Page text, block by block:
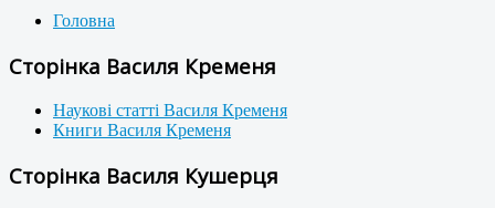
Головна
Сторінка Василя Кременя
Наукові статті Василя Кременя
Книги Василя Кременя
Сторінка Василя Кушерця